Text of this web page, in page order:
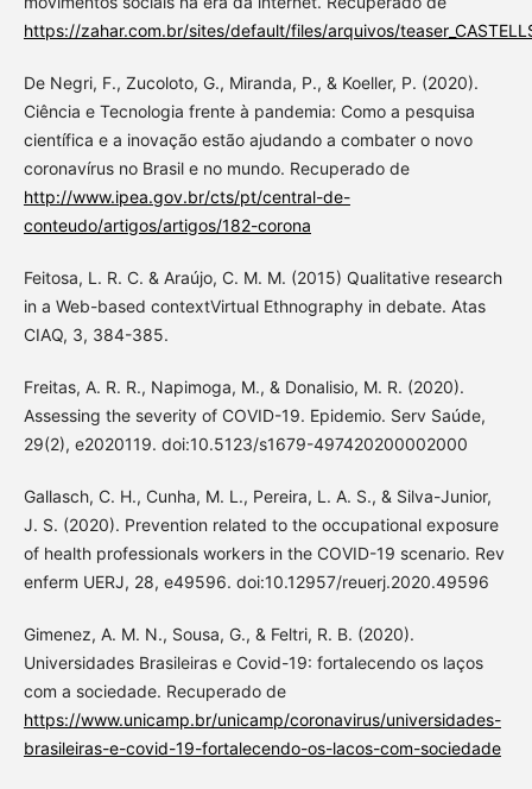
https://zahar.com.br/sites/default/files/arquivos/
De Negri, F., Zucoloto, G., Miranda, P., & Koeller, P. (2020).
Ciência e Tecnologia frente à pandemia: Como a pesquisa
científica e a inovação estão ajudando a combater o novo
coronavírus no Brasil e no mundo. Recuperado de
http://www.ipea.gov.br/cts/pt/central-de-
conteudo/artigos/artigos/182-corona
Feitosa, L. R. C. & Araújo, C. M. M. (2015) Qualitative research
in a Web-based contextVirtual Ethnography in debate. Atas
CIAQ, 3, 384-385.
Freitas, A. R. R., Napimoga, M., & Donalisio, M. R. (2020).
Assessing the severity of COVID-19. Epidemio. Serv Saúde,
29(2), e2020119. doi:10.5123/s1679-497420200002000
Gallasch, C. H., Cunha, M. L., Pereira, L. A. S., & Silva-Junior,
J. S. (2020). Prevention related to the occupational exposure
of health professionals workers in the COVID-19 scenario. Rev
enferm UERJ, 28, e49596. doi:10.12957/reuerj.2020.49596
Gimenez, A. M. N., Sousa, G., & Feltri, R. B. (2020).
Universidades Brasileiras e Covid-19: fortalecendo os laços
com a sociedade. Recuperado de
https://www.unicamp.br/unicamp/coronavirus/universidades-
brasileiras-e-covid-19-fortalecendo-os-lacos-com-sociedade